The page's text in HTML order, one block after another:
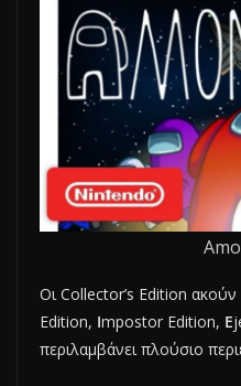
Oι Collector’s Edition
Edition, Impostor Edition, E
περιλαμβάνει πλούσιο